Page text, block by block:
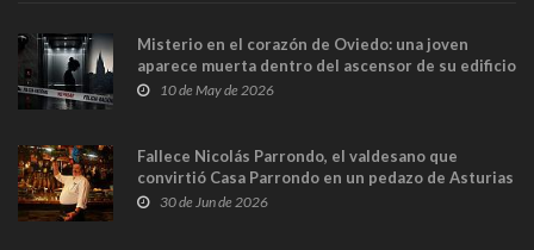
Misterio en el corazón de Oviedo: una joven
aparece muerta dentro del ascensor de su edificio
y las cámaras captan sus últimos minutos
10 de May de 2026
Fallece Nicolás Parrondo, el valdesano que
convirtió Casa Parrondo en un pedazo de Asturias
en Madrid
30 de Jun de 2026